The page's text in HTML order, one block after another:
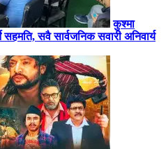
कुश्मा
सवै सार्वजनिक सवारी अनिवार्य